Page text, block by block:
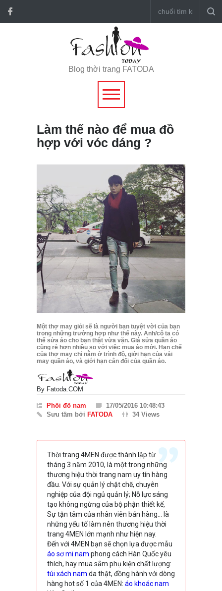
Blog thời trang FATODA
Làm thế nào để mua đồ
hợp với vóc dáng ?
Một thợ may giỏi sẽ là người bạn tuyệt vời của bạn
trong những trường hợp như thế này. Anh/cô ta có
thể sửa áo cho bạn thật vừa vặn. Giá sửa quần áo
cũng rẻ hơn nhiều so với việc mua áo mới. Hạn chế
của thợ may chỉ nằm ở trình độ, giới hạn của vải
may quần áo, và giới hạn cân đối của quần áo.
By Fatoda.COM
Phối đồ nam
17/05/2016 10:48:43
Sưu tầm bởi FATODA 34 Views
Thời trang 4MEN được thành lập từ
tháng 3 năm 2010, là một trong những
thương hiệu thời trang nam uy tín hàng
đầu. Với sự quản lý chặt chẽ, chuyên
nghiệp của đội ngủ quản lý; Nỗ lực sáng
tạo không ngừng của bộ phận thiết kế,
Sự tận tâm của nhân viên bán hàng… là
những yếu tố làm nên thương hiệu thời
trang 4MEN lớn mạnh như hiện nay.
Đến với 4MEN bạn sẽ chọn lựa được mẫu
áo sơ mi nam phong cách Hàn Quốc yêu
thích, hay mua sắm phụ kiện chất lượng:
túi xách nam da thật, đồng hành với dòng
hàng hot số 1 của 4MEN: áo khoác nam